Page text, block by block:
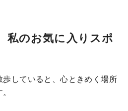
私のお気に入りスポ
していると、心ときめく場所